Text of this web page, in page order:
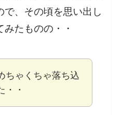
で、その頃を思い出し
たものの・・
ちゃくちゃ落ち込
・・